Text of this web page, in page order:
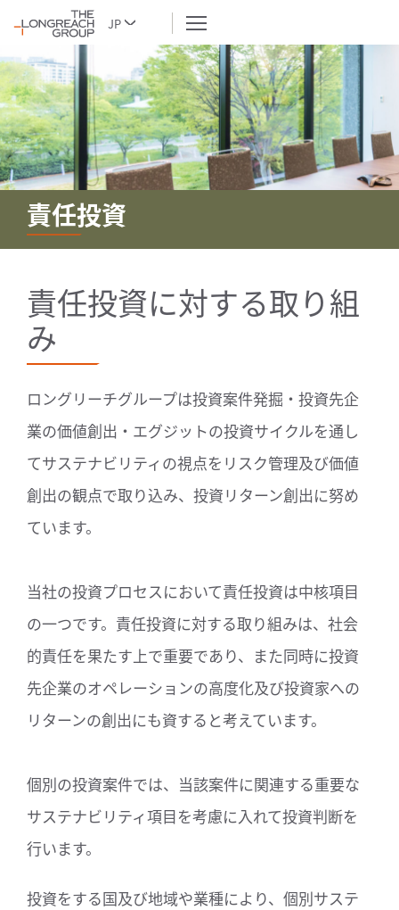
JP
責任投資
責任投資に対する取り組
み
ロングリーチグループは投資案件発掘・投資先企
業の価値創出・エグジットの投資サイクルを通し
てサステナビリティの視点をリスク管理及び価値
創出の観点で取り込み、投資リターン創出に努め
ています。
当社の投資プロセスにおいて責任投資は中核項目
の一つです。責任投資に対する取り組みは、社会
的責任を果たす上で重要であり、また同時に投資
先企業のオペレーションの高度化及び投資家への
リターンの創出にも資すると考えています。
個別の投資案件では、当該案件に関連する重要な
サステナビリティ項目を考慮に入れて投資判断を
行います。
投資をする国及び地域や業種により、個別サステ